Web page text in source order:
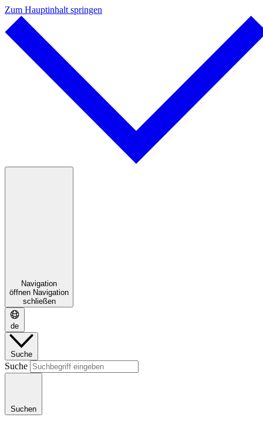
Zum Hauptinhalt springen
Navigation
öffnen Navigation
schließen
de
Suche
Suche
Suchen